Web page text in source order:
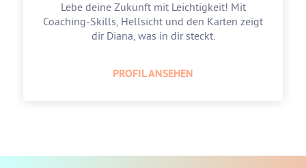
Lebe deine Zukunft mit Leichtigkeit! Mit
Coaching-Skills, Hellsicht und den Karten zeigt
dir Diana, was in dir steckt.
PROFIL ANSEHEN